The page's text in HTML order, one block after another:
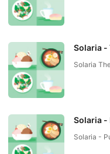
Solaria -
Solaria
Solaria -
Solaria -